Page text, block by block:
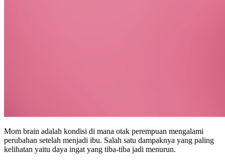
Mom brain adalah kondisi di mana otak perempuan mengalami
perubahan setelah menjadi ibu. Salah satu dampaknya yang paling
kelihatan yaitu daya ingat yang tiba-tiba jadi menurun.